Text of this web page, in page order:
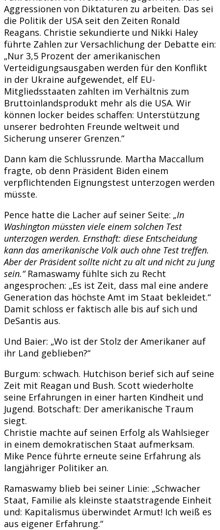
Aggressionen von Diktaturen zu arbeiten. Das sei
die Politik der USA seit den Zeiten Ronald
Reagans. Christie sekundierte und Nikki Haley
führte Zahlen zur Versachlichung der Debatte ein:
„Nur 3,5 Prozent der amerikanischen
Verteidigungsausgaben werden für den Konflikt
in der Ukraine aufgewendet, elf EU-
Mitgliedsstaaten zahlten im Verhältnis zum
Bruttoinlandsprodukt mehr als die USA. Wir
können locker beides schaffen: Unterstützung
unserer bedrohten Freunde weltweit und
Sicherung unserer Grenzen.“
Dann kam die Schlussrunde. Martha Maccallum
fragte, ob denn Präsident Biden einem
verpflichtenden Eignungstest unterzogen werden
müsste.
Pence hatte die Lacher auf seiner Seite: „In
Washington müssten viele einem solchen Test
unterzogen werden. Ernsthaft: diese Entscheidung
kann das amerikanische Volk auch ohne Test treffen.
Aber der Präsident sollte nicht zu alt und nicht zu jung
sein.“ Ramaswamy fühlte sich zu Recht
angesprochen: „Es ist Zeit, dass mal eine andere
Generation das höchste Amt im Staat bekleidet.“
Damit schloss er faktisch alle bis auf sich und
DeSantis aus.
Und Baier: „Wo ist der Stolz der Amerikaner auf
ihr Land geblieben?“
Burgum: schwach. Hutchison berief sich auf seine
Zeit mit Reagan und Bush. Scott wiederholte
seine Erfahrungen in einer harten Kindheit und
Jugend. Botschaft: Der amerikanische Traum
siegt.
Christie machte auf seinen Erfolg als Wahlsieger
in einem demokratischen Staat aufmerksam.
Mike Pence führte erneute seine Erfahrung als
langjähriger Politiker an.
Ramaswamy blieb bei seiner Linie: „Schwacher
Staat, Familie als kleinste staatstragende Einheit
und: Kapitalismus überwindet Armut! Ich weiß es
aus eigener Erfahrung.“